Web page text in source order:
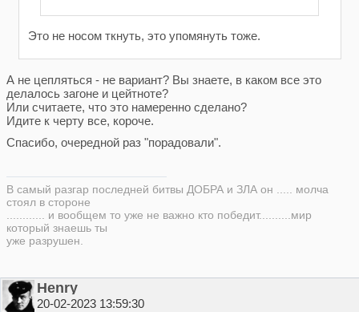
Это не носом ткнуть, это упомянуть тоже.
А не цепляться - не вариант? Вы знаете, в каком все это
делалось загоне и цейтноте?
Или считаете, что это намеренно сделано?
Идите к черту все, короче.
Спасибо, очередной раз "порадовали".
В самый разгар последней битвы ДОБРА и ЗЛА он ..... молча
стоял в стороне
............ и вообщем то уже не важно кто победит..........мир
который знаешь ты
уже разрушен.
Henry
20-02-2023 13:59:30